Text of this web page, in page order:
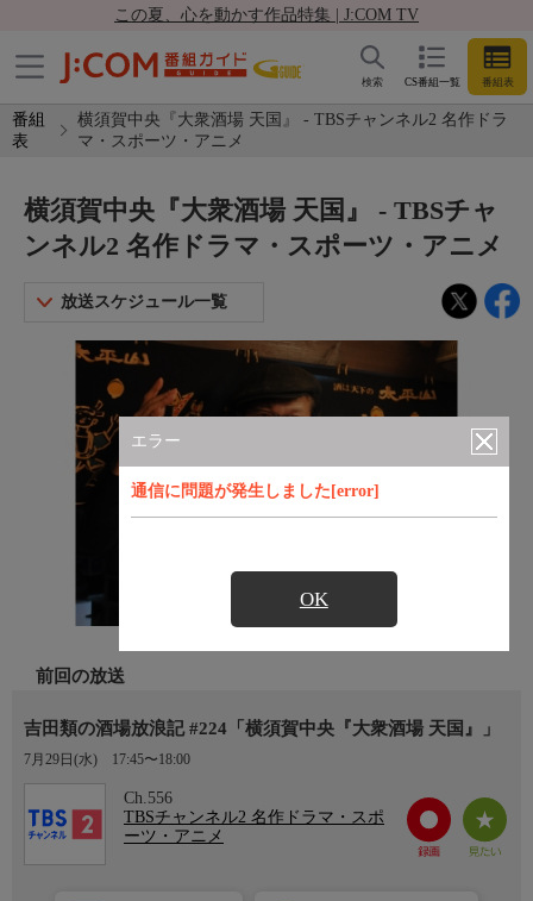
この夏、心を動かす作品特集 | J:COM TV
CS番組一覧 番組表
検索
番組
表
横須賀中央『大衆酒場 天国』 - TBSチャンネル2 名作ドラ
マ・スポーツ・アニメ
エラー
通信に問題が発生しました[error]
OK
横須賀中央『大衆酒場 天国』 - TBSチャ
ンネル2 名作ドラマ・スポーツ・アニメ
放送スケジュール一覧
前回の放送
吉田類の酒場放浪記 #224「横須賀中央『大衆酒場 天国』」
7月29日(水) 17:45〜18:00
Ch.556
TBSチャンネル2 名作ドラマ・スポ
ーツ・アニメ